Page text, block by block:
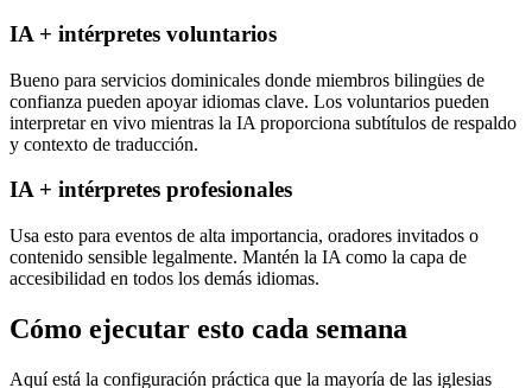
IA + intérpretes voluntarios
Bueno para servicios dominicales donde miembros bilingües de
confianza pueden apoyar idiomas clave. Los voluntarios pueden
interpretar en vivo mientras la IA proporciona subtítulos de respaldo
y contexto de traducción.
IA + intérpretes profesionales
Usa esto para eventos de alta importancia, oradores invitados o
contenido sensible legalmente. Mantén la IA como la capa de
accesibilidad en todos los demás idiomas.
Cómo ejecutar esto cada semana
Aquí está la configuración práctica que la mayoría de las iglesias